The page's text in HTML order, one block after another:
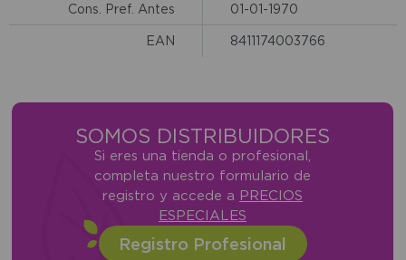
Cons. Pref. Antes 01-01-1970
EAN 8411174003766
SOMOS DISTRIBUIDORES
Si eres una tienda o profesional,
completa nuestro formulario de
registro y accede a PRECIOS
ESPECIALES
Registro Profesional